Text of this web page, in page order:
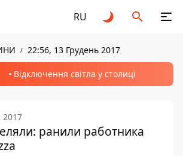
RU
22:56, 13 Грудень 2017
Відключення світла у столиці
2017
ранили работника